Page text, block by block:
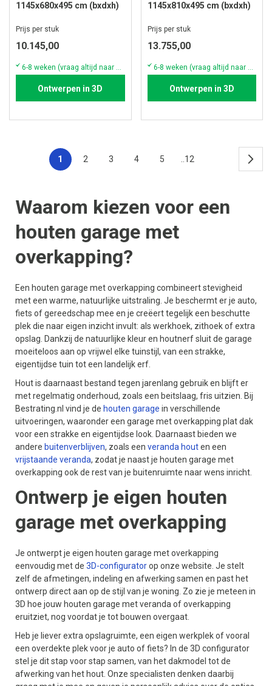
1145x680x495 cm (bxdxh)
Prijs per stuk
10.145,00
Ontwerpen in 3D
1145x810x495 cm (bxdxh)
Prijs per stuk
13.755,00
Ontwerpen in 3D
1 2 3 4 5 ..12
Waarom kiezen voor een
houten garage met
overkapping?
Een houten garage met overkapping combineert stevigheid
met een warme, natuurlijke uitstraling. Je beschermt er je auto,
fiets of gereedschap mee en je creëert tegelijk een beschutte
plek die naar eigen inzicht invult: als werkhoek, zithoek of extra
opslag. Dankzij de natuurlijke kleur en houtnerf sluit de garage
moeiteloos aan op vrijwel elke tuinstijl, van een strakke,
eigentijdse tuin tot een landelijk erf.
Hout is daarnaast bestand tegen jarenlang gebruik en blijft er
met regelmatig onderhoud, zoals een beitslaag, fris uitzien. Bij
Bestrating.nl vind je de houten garage in verschillende
uitvoeringen, waaronder een garage met overkapping plat dak
voor een strakke en eigentijdse look. Daarnaast bieden we
andere buitenverblijven, zoals een veranda houten een
vrijstaande veranda, zodat je naast je houten garage met
overkapping ook de rest van je buitenruimte naar wens inricht.
Ontwerp je eigen houten
garage met overkapping
Je ontwerpt je eigen houten garage met overkapping
eenvoudig met de 3D-configuratorop onze website. Je stelt
zelf de afmetingen, indeling en afwerking samen en past het
ontwerp direct aan op de stijl van je woning. Zo zie je meteen in
3D hoe jouw houten garage met veranda of overkapping
eruitziet, nog voordat je tot bouwen overgaat.
Heb je liever extra opslagruimte, een eigen werkplek of vooral
een overdekte plek voor je auto of fiets? In de 3D configurator
stel je dit stap voor stap samen, van het dakmodel tot de
afwerking van het hout. Onze specialisten denken daarbij